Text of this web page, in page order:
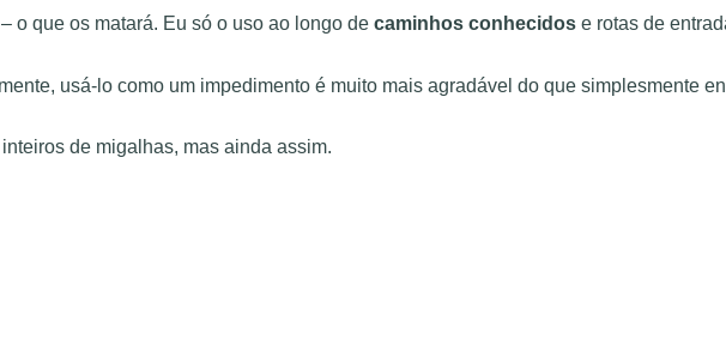
o que os matará. Eu só o uso ao longo de caminhos conhecidos e rotas de
usá-lo como um impedimento é muito mais agradável do que simplesmente
de migalhas, mas ainda assim.